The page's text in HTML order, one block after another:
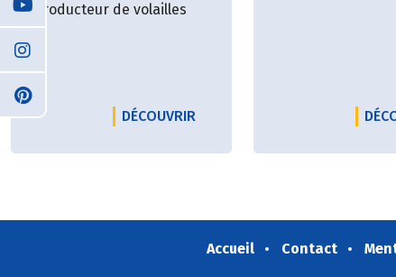
Producteur de volailles
DÉCOUVRIRLE PRODUCTEUR EARL DE LA
Accueil Contact